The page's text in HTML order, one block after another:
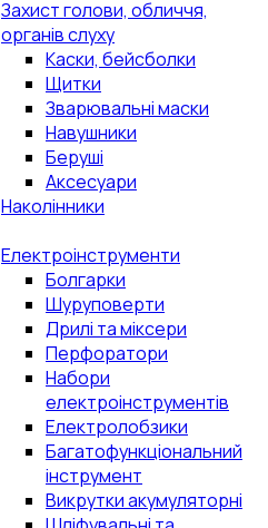
Захист голови, обличчя,
органів слуху
Каски, бейсболки
Щитки
Зварювальні маски
Навушники
Беруші
Аксесуари
Наколінники
Електроінструменти
Болгарки
Шуруповерти
Дрилі та міксери
Перфоратори
Набори
електроінструментів
Електролобзики
Багатофункціональний
інструмент
Викрутки акумуляторні